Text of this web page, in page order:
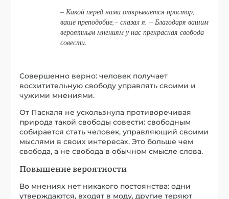
– Какой перед нами открывается простор,
ваше преподобие,– сказал я. – Благодаря вашим
вероятным мнениям у нас прекрасная свобода
совести.
Совершенно верно: человек получает
восхитительную свободу управлять своими и
чужими мнениями.
От Паскаля не ускользнула противоречивая
природа такой свободы совести: свободным
собирается стать человек, управляющий своими
мыслями в своих интересах. Это больше чем
свобода, а не свобода в обычном смысле слова.
Повышение вероятности
Во мнениях нет никакого постоянства: одни
утверждаются, входят в моду, другие теряют